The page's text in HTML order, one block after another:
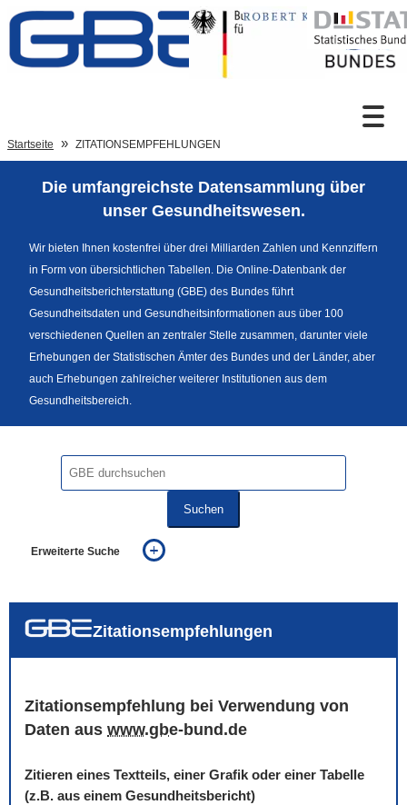
Zum Inhalt
Sprachumschaltung
Fußzeile
Startseite ZITATIONSEMPFEHLUNGEN
Die umfangreichste Datensammlung über
unser Gesundheitswesen.
Wir bieten Ihnen kostenfrei über drei Milliarden Zahlen und Kennziffern
in Form von übersichtlichen Tabellen. Die Online-Datenbank der
Gesundheitsberichterstattung (GBE) des Bundes führt
Gesundheitsdaten und Gesundheitsinformationen aus über 100
verschiedenen Quellen an zentraler Stelle zusammen, darunter viele
Erhebungen der Statistischen Ämter des Bundes und der Länder, aber
auch Erhebungen zahlreicher weiterer Institutionen aus dem
Gesundheitsbereich.
Suchen
Erweiterte Suche
auch in allen Texten suchen (Volltextsuche)
Zitationsempfehlungen
Zitationsempfehlung bei Verwendung von
Daten aus www.gbe-bund.de
Zitieren eines Textteils, einer Grafik oder einer Tabelle
(z.B. aus einem Gesundheitsbericht)